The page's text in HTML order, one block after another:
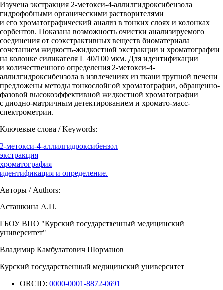
Изучена экстракция 2-метокси-4-аллилгидроксибензола
гидрофобными органическими растворителями
и его хроматографический анализ в тонких слоях и колонках
сорбентов. Показана возможность очистки анализируемого
соединения от соэкстрактивных веществ биоматериала
сочетанием жидкость-жидкостной экстракции и хроматографии
на колонке силикагеля L 40/100 мкм. Для идентификации
и количественного определения 2-метокси-4-
аллилгидроксибензола в извлечениях из ткани трупной печени
предложены методы тонкослойной хроматографии, обращенно-
фазовой высокоэффективной жидкостной хроматографии
с диодно-матричным детектированием и хромато-масс-
спектрометрии.
Ключевые слова / Keywords:
2-метокси-4-аллилгидроксибензол
экстракция
хроматография
идентификация и определение.
Авторы / Authors:
Асташкина А.П.
ГБОУ ВПО "Курский государственный медицинский
университет"
Владимир Камбулатович Шорманов
Курский государственный медицинский университет
ORCID: 0000-0001-8872-0691